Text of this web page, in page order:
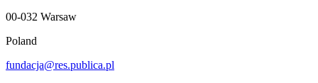
00-032 Warsaw
Poland
fundacja@res.publica.pl